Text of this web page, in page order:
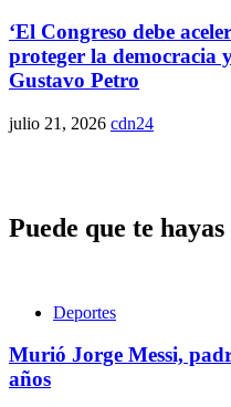
‘El Congreso debe
proteger la democracia
Gustavo Petro
julio 21, 2026 cdn24
Puede que te
Deportes
Murió Jorge Messi,
años